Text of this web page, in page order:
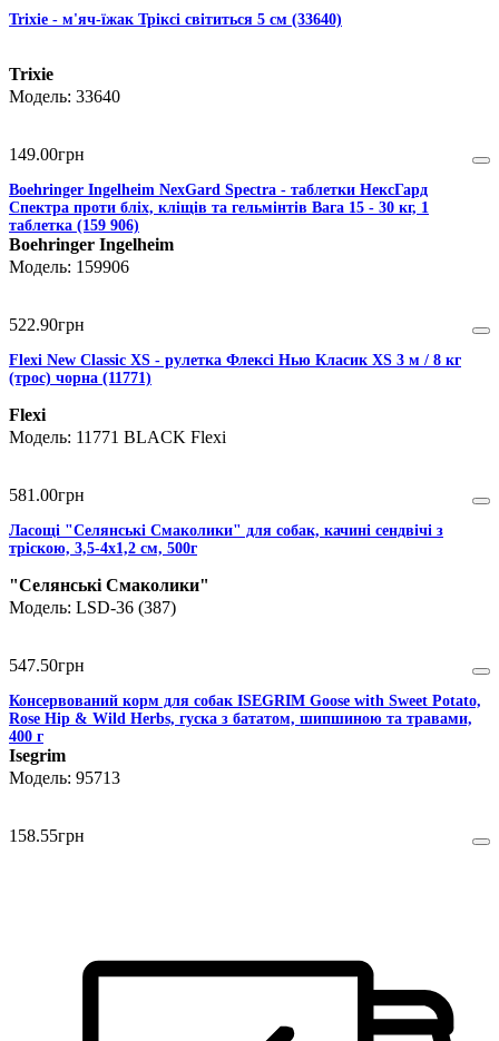
Trixie - м'яч-їжак Тріксі світиться 5 см (33640)
Trixie
33640
149.00грн
Boehringer Ingelheim NexGard Spectra - таблетки НексГард
Спектра проти бліх, кліщів та гельмінтів Вага 15 - 30 кг, 1
таблетка (159 906)
Boehringer Ingelheim
159906
522.90грн
Flexi New Classic XS - рулетка Флексі Нью Класик XS 3 м / 8 кг
(трос) чорна (11771)
Flexi
11771 BLACK Flexi
581 .00грн
Ласощі "Селянські Смаколики" для собак, качині сендвічі з
тріскою, 3,5-4х1,2 см, 500г
"Селянські Смаколики"
LSD-36 (387)
547.50грн
Консервований корм для собак ISEGRIM Goose with Sweet Potato,
Rose Hip & Wild Herbs, гуска з бататом, шипшиною та травами,
400 г
Isegrim
95713
158.55грн